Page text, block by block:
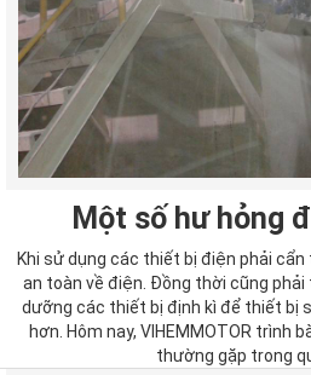
Một số hư hỏng
Khi sử dụng các thiết bị điện phải
an toàn về điện. Đồng thời cũng
dưỡng các thiết bị định kì để thiết bị
hơn. Hôm nay, VIHEMMOTOR trình
thường gặp trong